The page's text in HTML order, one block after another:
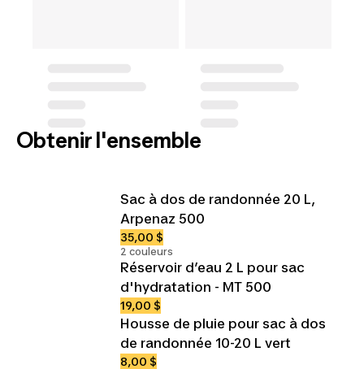
Obtenir l'ensemble
Sac à dos de randonnée 20 L,
Arpenaz 500
35,00 $
2 couleurs
Réservoir d’eau 2 L pour sac
d'hydratation - MT 500
19,00 $
Housse de pluie pour sac à dos
de randonnée 10-20 L vert
8,00 $